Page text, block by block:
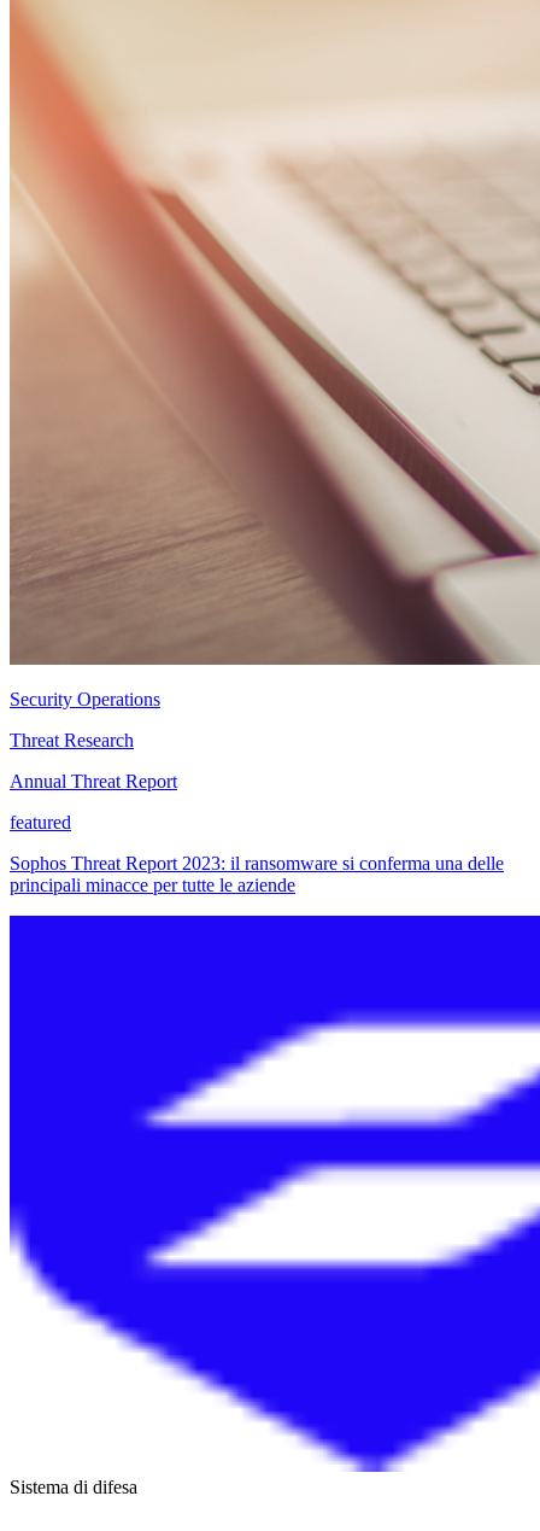
Security Operations
Threat Research
Annual Threat Report
featured
Sophos Threat Report 2023: il ransomware si conferma una delle
principali minacce per tutte le aziende
Sistema di difesa